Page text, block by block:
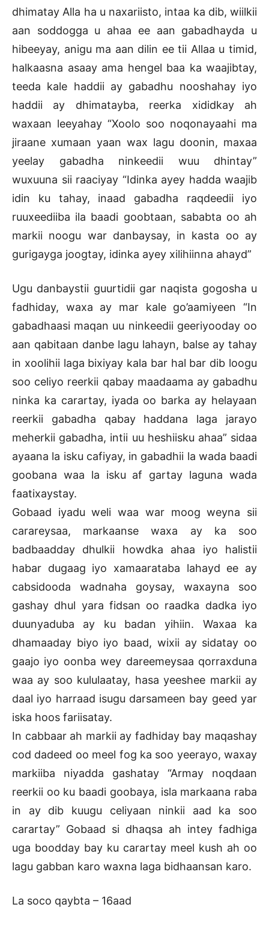
dhimatay Alla ha u naxariisto, intaa ka dib, wiilkii
aan soddogga u ahaa ee aan gabadhayda u
hibeeyay, anigu ma aan dilin ee tii Allaa u timid,
halkaasna asaay ama hengel baa ka waajibtay,
teeda kale haddii ay gabadhu nooshahay iyo
haddii ay dhimatayba, reerka xididkay ah
waxaan leeyahay “Xoolo soo noqonayaahi ma
jiraane xumaan yaan wax lagu doonin, maxaa
yeelay gabadha ninkeedii wuu dhintay”
wuxuuna sii raaciyay “Idinka ayey hadda waajib
idin ku tahay, inaad gabadha raqdeedii iyo
ruuxeediiba ila baadi goobtaan, sababta oo ah
markii noogu war danbaysay, in kasta oo ay
gurigayga joogtay, idinka ayey xilihiinna ahayd”
Ugu danbaystii guurtidii gar naqista gogosha u
fadhiday, waxa ay mar kale go’aamiyeen “In
gabadhaasi maqan uu ninkeedii geeriyooday oo
aan qabitaan danbe lagu lahayn, balse ay tahay
in xoolihii laga bixiyay kala bar hal bar dib loogu
soo celiyo reerkii qabay maadaama ay gabadhu
ninka ka carartay, iyada oo barka ay helayaan
reerkii gabadha qabay haddana laga jarayo
meherkii gabadha, intii uu heshiisku ahaa” sidaa
ayaana la isku cafiyay, in gabadhii la wada baadi
goobana waa la isku af gartay laguna wada
faatixaystay.
Gobaad iyadu weli waa war moog weyna sii
carareysaa, markaanse waxa ay ka soo
badbaadday dhulkii howdka ahaa iyo halistii
habar dugaag iyo xamaarataba lahayd ee ay
cabsidooda wadnaha goysay, waxayna soo
gashay dhul yara fidsan oo raadka dadka iyo
duunyaduba ay ku badan yihiin. Waxaa ka
dhamaaday biyo iyo baad, wixii ay sidatay oo
gaajo iyo oonba wey dareemeysaa qorraxduna
waa ay soo kululaatay, hasa yeeshee markii ay
daal iyo harraad isugu darsameen bay geed yar
iska hoos fariisatay.
In cabbaar ah markii ay fadhiday bay maqashay
cod dadeed oo meel fog ka soo yeerayo, waxay
markiiba niyadda gashatay “Armay noqdaan
reerkii oo ku baadi goobaya, isla markaana raba
in ay dib kuugu celiyaan ninkii aad ka soo
carartay” Gobaad si dhaqsa ah intey fadhiga
uga boodday bay ku carartay meel kush ah oo
lagu gabban karo waxna laga bidhaansan karo.
La soco qaybta – 16aad